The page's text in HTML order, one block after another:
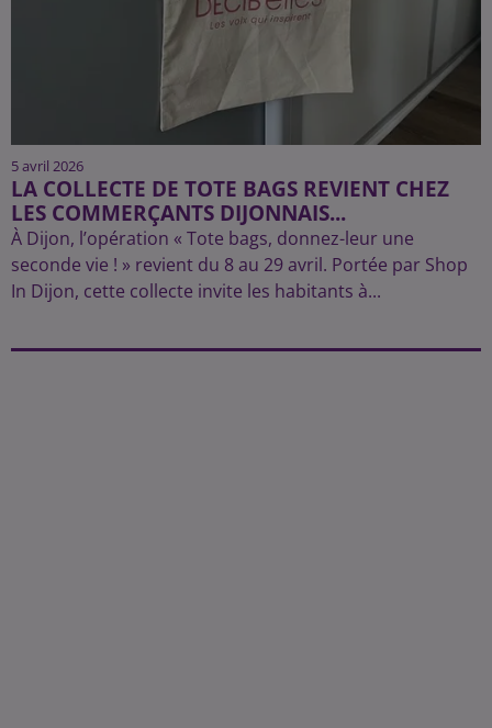
5 avril 2026
LA COLLECTE DE TOTE BAGS REVIENT CHEZ
LES COMMERÇANTS DIJONNAIS...
À Dijon, l’opération « Tote bags, donnez-leur une
seconde vie ! » revient du 8 au 29 avril. Portée par Shop
In Dijon, cette collecte invite les habitants à...